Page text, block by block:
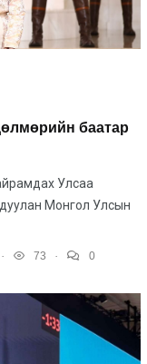
баатар
Улсаа
Монгол Улсын
. 73 . 0